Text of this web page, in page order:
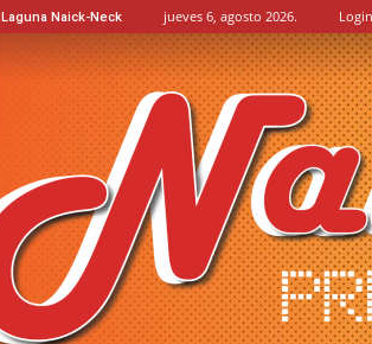
Laguna Naick-Neck jueves 6, agosto 2026. Login